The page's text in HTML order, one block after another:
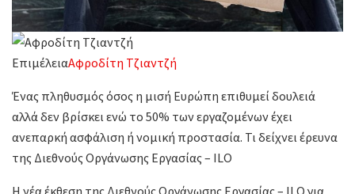
ΕπιμέλειαΑφροδίτη Τζιαντζή
Ένας πληθυσμός όσος η μισή Ευρώπη επιθυμεί δουλειά
αλλά δεν βρίσκει ενώ το 50% των εργαζομένων έχει
ανεπαρκή ασφάλιση ή νομική προστασία. Τι δείχνει έρευνα
της Διεθνούς Οργάνωσης Εργασίας – ILO
Η νέα έκθεση της Διεθνούς Οργάνωσης Εργασίας – ILO για